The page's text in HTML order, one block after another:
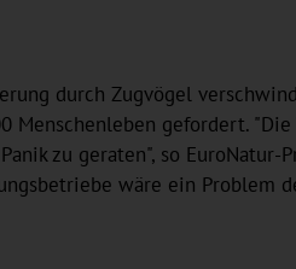
durch Zugvögel
gefordert.
zu geraten", so EuroNatur-
wäre ein Problem